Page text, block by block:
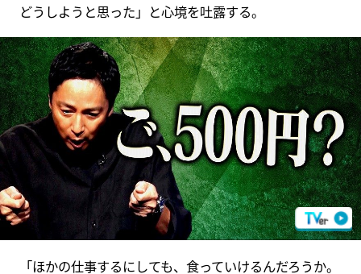
どうしようと思った」と心境を吐露する。
「ほかの仕事するにしても、食っていけるんだろうか。